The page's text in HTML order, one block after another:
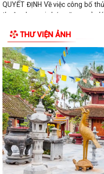
QUYẾT ĐỊNH Về việc công bố
thuộc phạm vi chức năng quản lý...
QUYẾT ĐỊNH Về việc công bố
đổi, bổ sung, bị bãi bỏ thuộc
Nghị quyết số 07/2026/NQ-
phố về quy định chế độ quà tặng
Quyết đinh Về việc thu hồi Giấy
cho bà Hoàng Thị Mây và bà...
Nghị Quyết 10-NQ/TU ngày13/
tăng cường công tác lãnh đạo,
Quý III và IV/2026, Hải Phòng
THƯ VIỆN ẢNH